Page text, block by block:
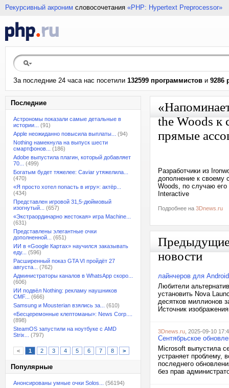
Рекурсивный акроним словосочетания «PHP: Hypertext Preprocessor»
За последние 24 часа нас посетили 132599 программистов и 9286
Последние
Астрономы показали самые детальные в
истории...
(91)
Apple неожиданно повысила выплаты...
(94)
Nothing намекнула на выпуск шести
смартфонов...
(186)
Adobe выпустила плагин, который добавляет
70...
(499)
Богатым будет тяжелее: Caviar утяжелила...
(470)
«Я просто хотел попасть в игру»: актёр...
(434)
Представлен игровой 31,5-дюймовый
изогнутый...
(657)
«Экстраординарно жестокая» игра Machine...
(631)
Представлены элегантные очки
дополненной...
(651)
ИИ в «Google Картах» научился заказывать
еду...
(596)
Расширенный показ GTA VI пройдёт 27
августа...
(762)
Администраторы каналов в WhatsApp скоро...
(606)
ИИ подвёл Nothing: рекламу наушников
CMF...
(666)
Samsung и Mousterian взялись за...
(610)
«Бесцеремонные клептоманы»: News Corp....
(898)
SteamOS запустили на ноутбуке с AMD
Strix...
(797)
< 1 2 3 4 5 6 7 8 >
Популярные
Анонсированы умные очки Solos...
(56194)
the Woods к
прямые
Разработчики из
дополнение к своему
Woods, по случаю
Interactive
Подробнее на 3Dnews.ru
новости
лайнчеров для Android
Любители
установить Nova
десятков миллионов
Источник
3Dnews.ru , 2025-09-10
Сентябрьское
Microsoft выпустила
устраняет проблему,
последнего
без прав